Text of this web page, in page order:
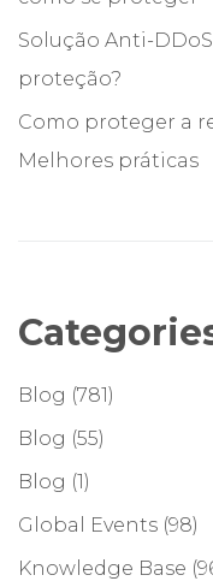
Solução Anti-
proteção?
Como proteger a
Melhores práticas
Blog (781)
Blog (55)
Blog (1)
Global Events (98)
Knowledge Base